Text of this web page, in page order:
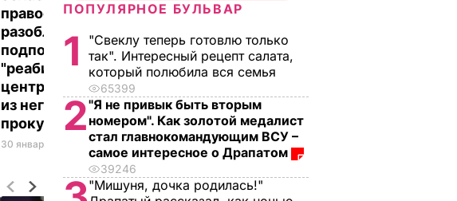
правоохранители
разоблачили
подпольный
"реабилитационный
центр" и освободили
из него 25 человек –
прокуратура
30 января, 15.20 ПРОИСШЕСТВИЯ
ПОПУЛЯРНОЕ БУЛЬВАР
1
"Свеклу теперь готовлю только
так". Интересный рецепт салата,
который полюбила вся семья
65399
2"Я не привык быть вторым
номером". Как золотой медалист
стал главнокомандующим ВСУ –
самое интересное о Драпатом
39246
"Мишуня, дочка родилась!"